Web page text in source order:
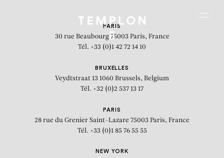
PARIS
30 rue Beaubourg 75003 Paris, France
Tél. +33 (0)1 42 72 14 10
BRUXELLES
Veydtstraat 13 1060 Brussels, Belgium
Tél. +32 (0)2 537 13 17
PARIS
28 rue du Grenier Saint-Lazare 75003 Paris, France
Tél. +33 (0)1 85 76 55 55
NEW YORK